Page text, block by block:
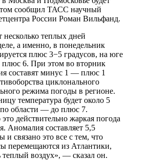
сообщил ТАСС научный
России Роман Вильфанд.
несколько теплых дней
а именно, в понедельник
плюс 3−5 градусов, на юге
плюс 6. При этом во вторник
составят минус 1 — плюс 1
циклонального
режима погоды в регионе.
температура будет около 5
по области — до плюс 7.
действительно жаркая погода
Аномалия составляет 5,5
и связано это все с тем, что
перемещаются из Атлантики,
теплый воздух», — сказал он.